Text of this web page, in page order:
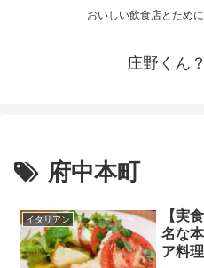
おいしい飲食店とため
庄野くん
府中本町
イタリアン
【実
名な
ア料